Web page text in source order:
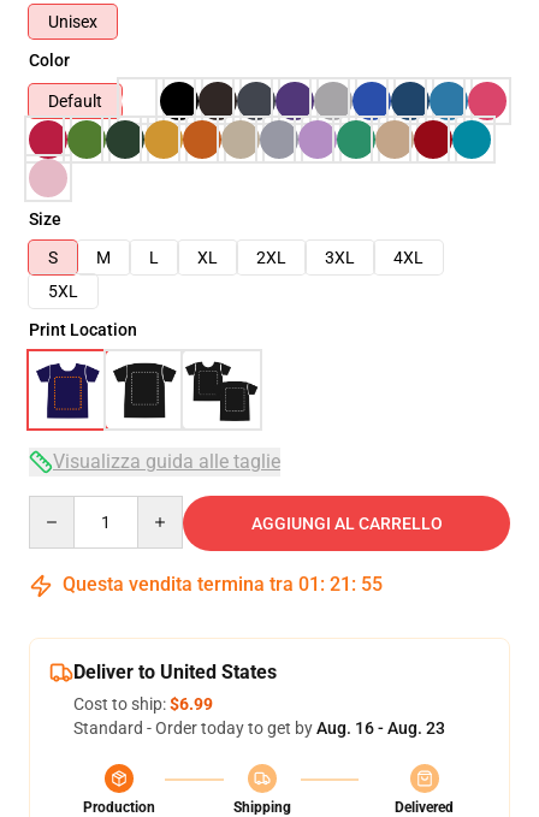
Unisex
Color
Default
Size
S
M L XL 2XL 3XL
4XL
5XL
Print Location
Visualizza guida alle taglie
AGGIUNGI AL CARRELLO
Questa vendita termina tra 01 : 21 : 54
Deliver to United States
Cost to ship:$6.99
Standard - Order today to get byAug. 16 - Aug. 23
Production
Shipping
Delivered